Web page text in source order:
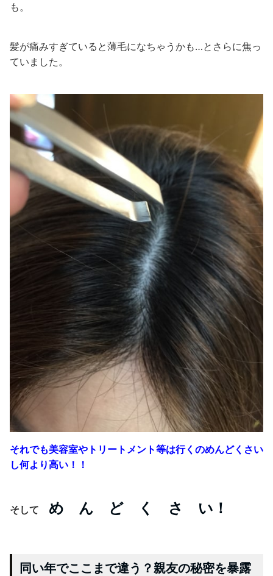
も。
髪が痛みすぎていると薄毛になちゃうかも…とさらに焦っ
ていました。
それでも美容室やトリートメント等は行くのめんどくさい
し何より高い！！
そして め ん ど く さ い！
同い年でここまで違う？親友の秘密を暴露